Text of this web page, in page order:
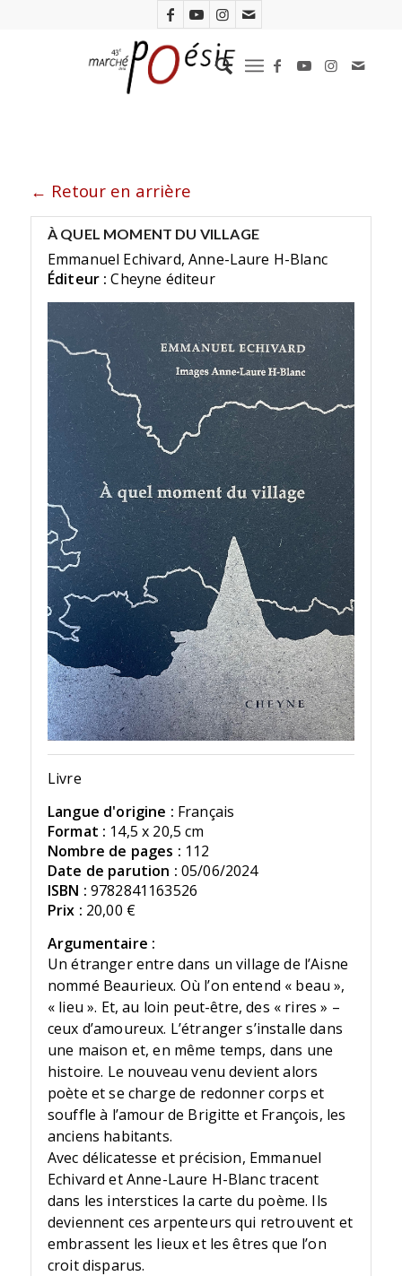
← Retour en arrière
À QUEL MOMENT DU VILLAGE
Emmanuel Echivard, Anne-Laure H-Blanc
Éditeur : Cheyne éditeur
Livre
Langue d'origine : Français
Format : 14,5 x 20,5 cm
Nombre de pages : 112
Date de parution : 05/06/2024
ISBN : 9782841163526
Prix : 20,00 €
Argumentaire :
Un étranger entre dans un village de l’Aisne
nommé Beaurieux. Où l’on entend « beau »,
« lieu ». Et, au loin peut-être, des « rires » –
ceux d’amoureux. L’étranger s’installe dans
une maison et, en même temps, dans une
histoire. Le nouveau venu devient alors
poète et se charge de redonner corps et
souffle à l’amour de Brigitte et François, les
anciens habitants.
Avec délicatesse et précision, Emmanuel
Echivard et Anne-Laure H-Blanc tracent
dans les interstices la carte du poème. Ils
deviennent ces arpenteurs qui retrouvent et
embrassent les lieux et les êtres que l’on
croit disparus.